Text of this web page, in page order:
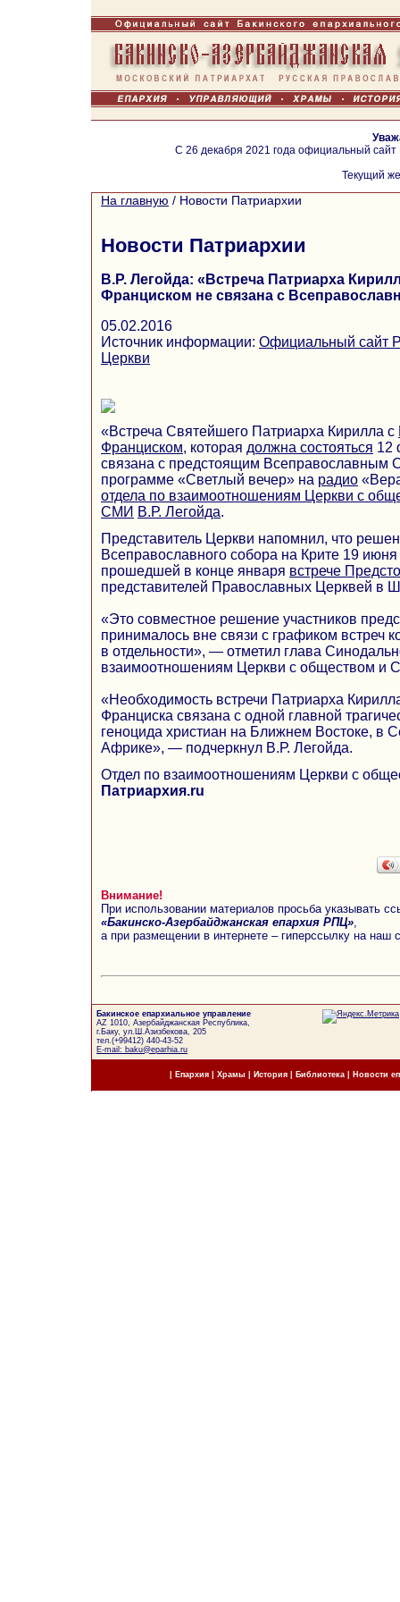
С 26 декабря 2021 года официальный
Текущий
На главную / Новости Патриархии
Новости Патриархии
В.Р. Легойда: «Встреча Патриарха
Франциском не связана с
05.02.2016
Источник информации: Официальный сайт
Церкви
«Встреча Святейшего Патриарха Кирилла с
Франциском, которая должна состояться 12
связана с предстоящим Всеправославным
программе «Светлый вечер» на радио
отдела по взаимоотношениям Церкви с
СМИ В.Р. Легойда.
Представитель Церкви напомнил, что
Всеправославного собора на Крите 19
прошедшей в конце января встрече
представителей Православных Церквей в
«Это совместное решение участников
принималось вне связи с графиком встреч
в отдельности», — отметил глава
взаимоотношениям Церкви с обществом и
«Необходимость встречи Патриарха
Франциска связана с одной главной
геноцида христиан на Ближнем Востоке, в
Африке», — подчеркнул В.Р. Легойда.
Отдел по взаимоотношениям Церкви с
Патриархия.ru
Внимание!
При использовании материалов просьба указывать
«Бакинско-Азербайджанская епархия РПЦ»
а при размещении в интернете – гиперссылку на наш
Бакинское епархиальное управление
AZ 1010, Азербайджанская Республика,
г.Баку, ул.Ш.Азизбекова, 205
тел.(+99412) 440-43-52
E-mail: baku@eparhia.ru
Епархия| Храмы История| Библиотека Новости